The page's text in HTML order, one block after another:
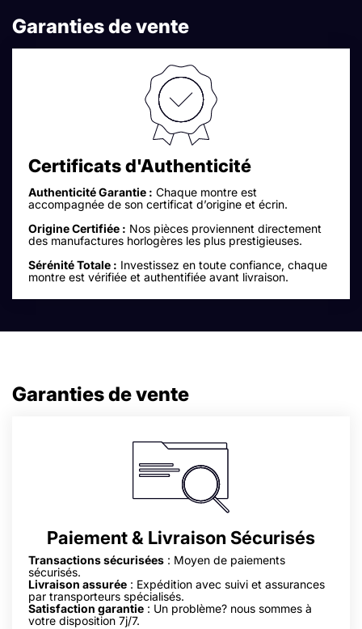
Garanties de vente
Certificats d'Authenticité
Authenticité Garantie : Chaque montre est
accompagnée de son certificat d’origine et écrin.
Origine Certifiée : Nos pièces proviennent directement
des manufactures horlogères les plus prestigieuses.
Sérénité Totale : Investissez en toute confiance, chaque
montre est vérifiée et authentifiée avant livraison.
Garanties de vente
Paiement & Livraison Sécurisés
Transactions sécurisées : Moyen de paiements
sécurisés.
Livraison assurée : Expédition avec suivi et assurances
par transporteurs spécialisés.
Satisfaction garantie : Un problème? nous sommes à
votre disposition 7j/7.